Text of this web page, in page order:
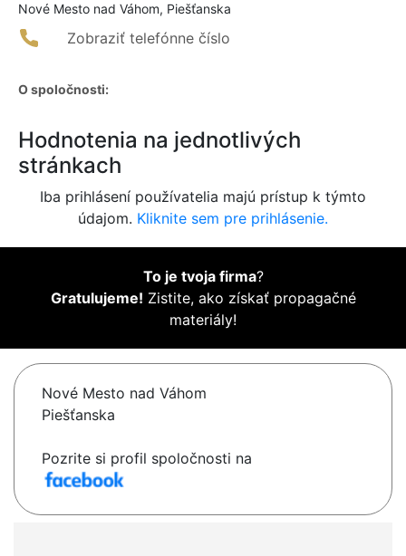
Nové Mesto nad Váhom, Piešťanska
Zobraziť telefónne číslo
O spoločnosti:
Hodnotenia na jednotlivých
stránkach
Iba prihlásení používatelia majú prístup k týmto
údajom. Kliknite sem pre prihlásenie.
To je tvoja firma?
Gratulujeme! Zistite, ako získať propagačné
materiály!
Nové Mesto nad Váhom
Piešťanska
Pozrite si profil spoločnosti na